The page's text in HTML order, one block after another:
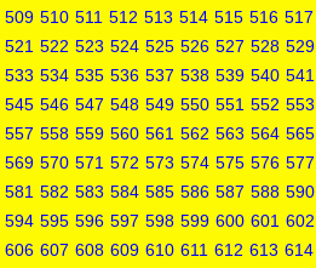
509 510 511 512 513 514 515 516 517
521 522 523 524 525 526 527 528 529
533 534 535 536 537 538 539 540 541
545 546 547 548 549 550 551 552 553
557 558 559 560 561 562 563 564 565
569 570 571 572 573 574 575 576 577
581 582 583 584 585 586 587 588 590
594 595 596 597 598 599 600 601 602
606 607 608 609 610 611 612 613 614